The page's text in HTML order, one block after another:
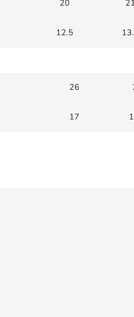
20
12.5
26
17